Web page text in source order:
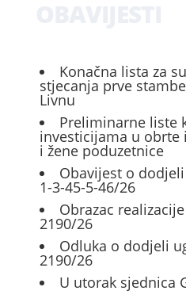
Konačna lista za
stjecanja prve
Livnu
Preliminarne liste
investicijama u obrte
i žene poduzetnice
Obavijest o
1-3-45-5-46/26
Obrazac
2190/26
Odluka o dodjeli
2190/26
U utorak sjednica